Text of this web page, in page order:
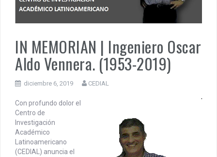
PENSAR UNA SEÑAL | Se echan los dados éticos de la
sustentibilidad. | 6 DE AGOSTO: SOBERANIA TERRITORIAL,
DOCUMENTO CEDIAL | Repudiamos las declaraciones ofensivas
Milei contra la República Federativa del Brasil.
IN MEMORIAN | Ingeniero Oscar
Aldo Vennera. (1953-2019)
diciembre 6, 2019 CEDIAL
Con profundo dolor el
Centro de
Investigación
Académico
Latinoamericano
(CEDIAL) anuncia el